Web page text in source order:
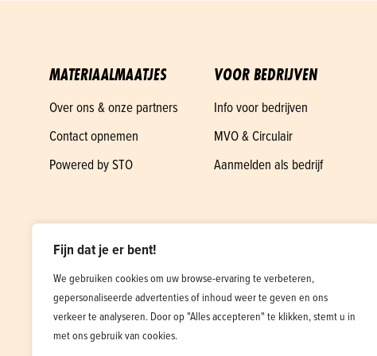
Fijn dat je er bent!
We gebruiken cookies om uw browse-ervaring te verbeteren,
gepersonaliseerde advertenties of inhoud weer te geven en ons
verkeer te analyseren. Door op "Alles accepteren" te klikken, stemt u in
met ons gebruik van cookies.
MATERIAALMAATJES
Over ons & onze partners
Contact opnemen
Powered by STO
VOOR BEDRIJVEN
Info voor bedrijven
MVO & Circulair
Aanmelden als bedrijf